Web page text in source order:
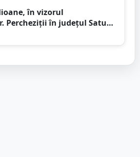
în vizorul
Percheziții în județul Satu
rețineri